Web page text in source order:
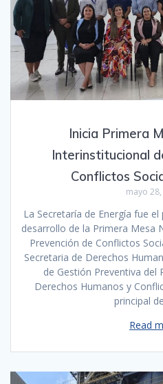
Inicia Primera
Interinstitucional
Conflictos
mayo
La Secretaría de Energía fue
desarrollo de la Primera Mesa
Prevención de Conflictos
Secretaria de Derechos
de Gestión Preventiva del
Derechos Humanos y
principal
Read